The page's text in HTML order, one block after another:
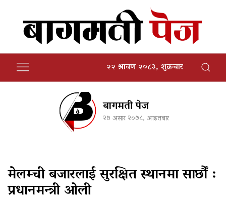
२२ श्रावण २०८३, शुक्रबार
बागमती पेज
२७ असार २०७८, आइतबार
मेलम्ची बजारलाई सुरक्षित स्थानमा सार्छौं :
प्रधानमन्त्री ओली